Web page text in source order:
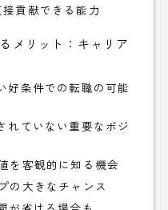
貢献できる能力
メリット：キャリア
好条件での転職の可能
れていない重要なポジ
を客観的に知る機会
の大きなチャンス